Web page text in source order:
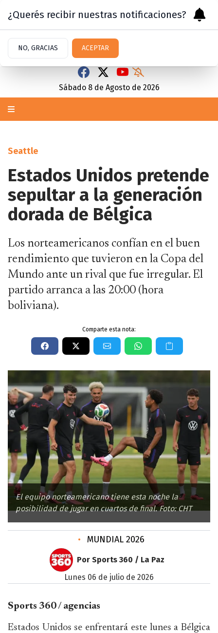
Sábado 8 de Agosto de 2026
Seattle
Estados Unidos pretende
sepultar a la generación
dorada de Bélgica
Los norteamericanos confían en el buen
rendimiento que tuvieron en la Copa del
Mundo ante un rival que fue irregular. El
partido arranca a las 20:00 (hora
boliviana).
Comparte esta nota:
El equipo norteamericano tiene esta noche la
posibilidad de jugar en cuartos de final. Foto: CHT
• MUNDIAL 2026
Por Sports 360 / La Paz
lunes 06 de julio de 2026
Sports 360 / agencias
Estados Unidos se enfrentará este lunes a Bélgica
¿Querés recibir nuestras notificaciones?
NO, GRACIAS ACEPTAR